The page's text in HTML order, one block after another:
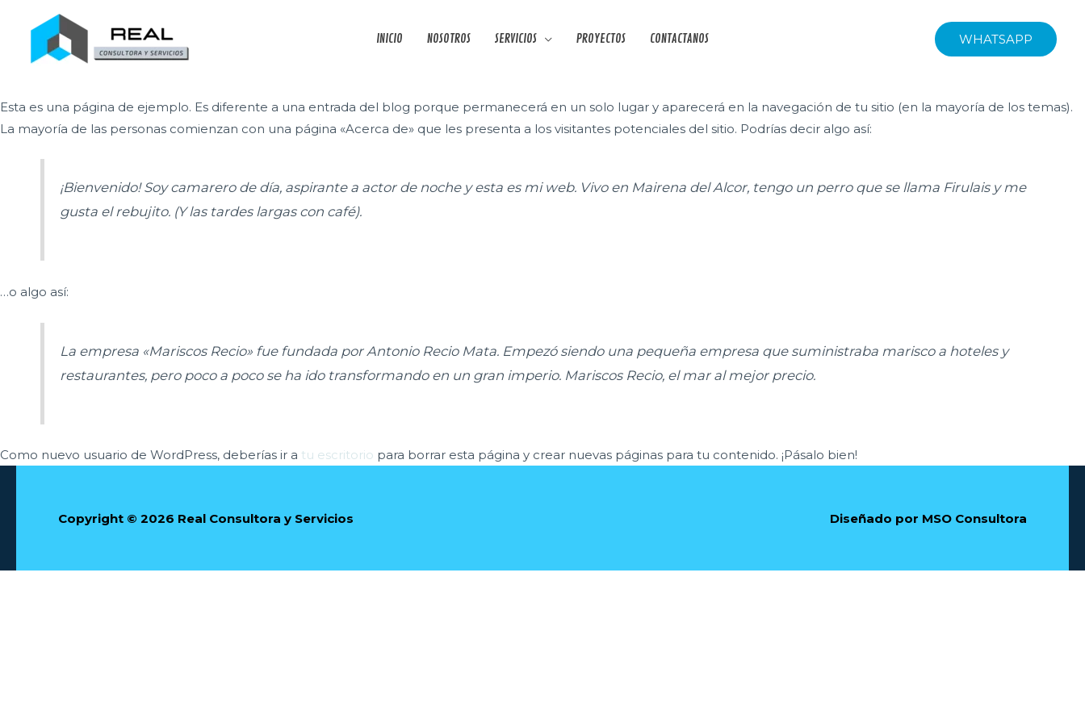
contenido
INICIO NOSOTROS SERVICIOS PROYECTOS CONTACTANOS WHATSAPP
Página de ejemplo
Esta es una página de ejemplo. Es diferente a una entrada del blog porque permanecerá en un solo lugar y aparecerá en la navegación de tu sitio (en la mayoría de los temas).
La mayoría de las personas comienzan con una página «Acerca de» que les presenta a los visitantes potenciales del sitio. Podrías decir algo así:
¡Bienvenido! Soy camarero de día, aspirante a actor de noche y esta es mi web. Vivo en Mairena del Alcor, tengo un perro que se llama Firulais y me
gusta el rebujito. (Y las tardes largas con café).
…o algo así:
La empresa «Mariscos Recio» fue fundada por Antonio Recio Mata. Empezó siendo una pequeña empresa que suministraba marisco a hoteles y
restaurantes, pero poco a poco se ha ido transformando en un gran imperio. Mariscos Recio, el mar al mejor precio.
Como nuevo usuario de WordPress, deberías ir a tu escritorio para borrar esta página y crear nuevas páginas para tu contenido. ¡Pásalo bien!
Copyright © 2026 Real Consultora y Servicios Diseñado por MSO Consultora